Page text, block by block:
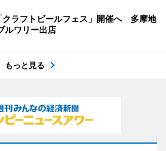
クラフトビールフェス」開催へ 多摩地
ルワリー出店
もっと見る